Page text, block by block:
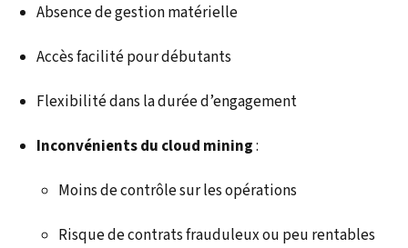
Absence de gestion matérielle
Accès facilité pour débutants
Flexibilité dans la durée d’engagement
Inconvénients du cloud mining:
Moins de contrôle sur les opérations
Risque de contrats frauduleux ou peu rentables